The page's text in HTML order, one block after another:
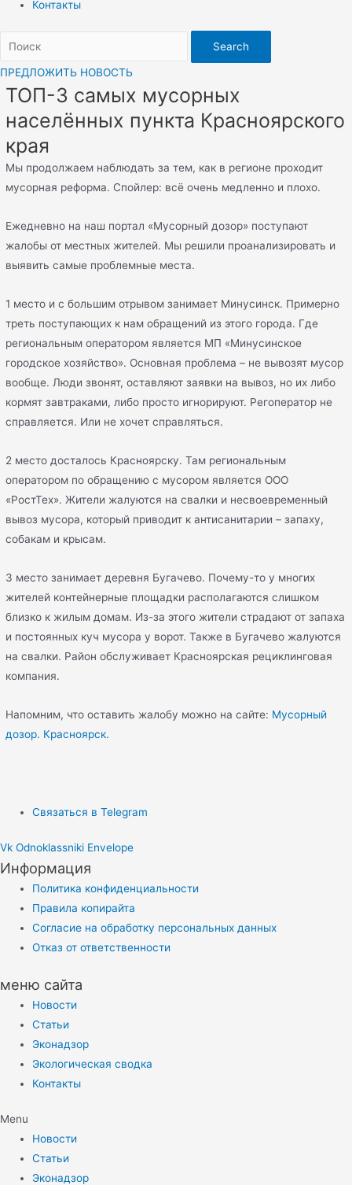
Контакты
Search
ПРЕДЛОЖИТЬ НОВОСТЬ
ТОП-3 самых мусорных
населённых пункта Красноярского
края
Мы продолжаем наблюдать за тем, как в регионе проходит
мусорная реформа. Спойлер: всё очень медленно и плохо.
Ежедневно на наш портал «Мусорный дозор» поступают
жалобы от местных жителей. Мы решили проанализировать и
выявить самые проблемные места.
1 место и с большим отрывом занимает Минусинск. Примерно
треть поступающих к нам обращений из этого города. Где
региональным оператором является МП «Минусинское
городское хозяйство». Основная проблема – не вывозят мусор
вообще. Люди звонят, оставляют заявки на вывоз, но их либо
кормят завтраками, либо просто игнорируют. Регоператор не
справляется. Или не хочет справляться.
2 место досталось Красноярску. Там региональным
оператором по обращению с мусором является ООО
«РостТех». Жители жалуются на свалки и несвоевременный
вывоз мусора, который приводит к антисанитарии – запаху,
собакам и крысам.
3 место занимает деревня Бугачево. Почему-то у многих
жителей контейнерные площадки располагаются слишком
близко к жилым домам. Из-за этого жители страдают от запаха
и постоянных куч мусора у ворот. Также в Бугачево жалуются
на свалки. Район обслуживает Красноярская рециклинговая
компания.
Напомним, что оставить жалобу можно на сайте: Мусорный
дозор. Красноярск.
Связаться в Telegram
Vk Odnoklassniki Envelope
Информация
Политика конфиденциальности
Правила копирайта
Согласие на обработку персональных данных
Отказ от ответственности
меню сайта
Новости
Статьи
Эконадзор
Экологическая сводка
Контакты
Menu
Новости
Статьи
Эконадзор